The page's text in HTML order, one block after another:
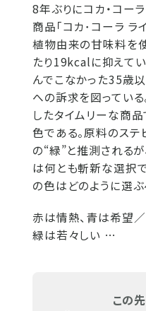
8年ぶりにコカ・コー
商品「コカ･コーラ ラ
植物由来の甘味料を
たり19kcalに抑えて
んでこなかった35歳
への訴求を図ってい
したタイムリーな商
色である。原料のス
の“緑”と推測されるが
は何とも斬新な選択
の色はどのように選ぶ
赤は情熱、青は希望
緑は若々しい …
この